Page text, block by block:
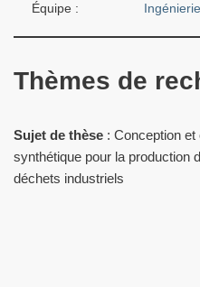
Équipe :
Thèmes de
Sujet de thèse : Conception et
synthétique pour la production
déchets industriels